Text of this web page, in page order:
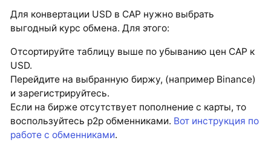
Для конвертации USD в CAP нужно выбрать
выгодный курс обмена. Для этого:
Отсортируйте таблицу выше по убыванию цен CAP к
USD.
Перейдите на выбранную биржу, (например Binance)
и зарегистрируйтесь.
Если на бирже отсутствует пополнение с карты, то
воспользуйтесь p2p обменниками. Вот инструкция по
работе с обменниками.